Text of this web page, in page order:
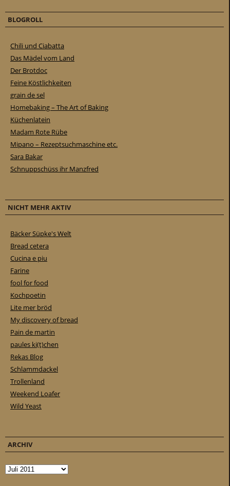
BLOGROLL
Chili und Ciabatta
Das Mädel vom Land
Der Brotdoc
Feine Köstlichkeiten
grain de sel
Homebaking – The Art of Baking
Küchenlatein
Madam Rote Rübe
Mipano – Rezeptsuchmaschine etc.
Sara Bakar
Schnuppschüss ihr Manzfred
NICHT MEHR AKTIV
Bäcker Süpke's Welt
Bread cetera
Cucina e piu
Farine
fool for food
Kochpoetin
Lite mer bröd
My discovery of bread
Pain de martin
paules ki(t)chen
Rekas Blog
Schlammdackel
Trollenland
Weekend Loafer
Wild Yeast
ARCHIV
Archiv